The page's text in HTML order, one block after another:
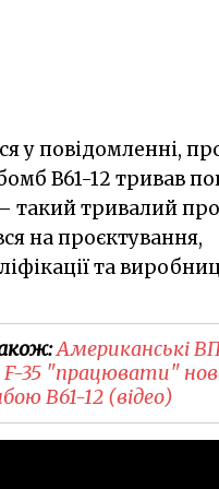
у повідомленні,
B61-12 тривав
– такий тривалий
на проєктування,
та
Американські
35 "працювати"
B61-12 (відео)